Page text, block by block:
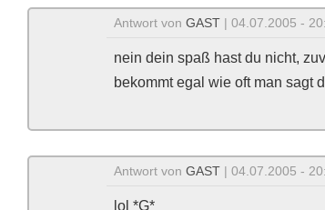
Antwort von GAST | 04.07.2005 -
nein dein spaß hast du nicht,
bekommt egal wie oft man sagt
Antwort von GAST | 04.07.2005 -
lol *G*